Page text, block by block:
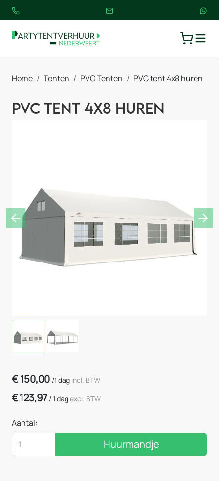
Home Tenten PVC Tenten PVC tent 4x8 huren
PVC tent 4x8 huren
€150,00 /1 dag incl. BTW
€123,97 /1 dagexcl. BTW
Aantal:
Huurmandje
Previous Next